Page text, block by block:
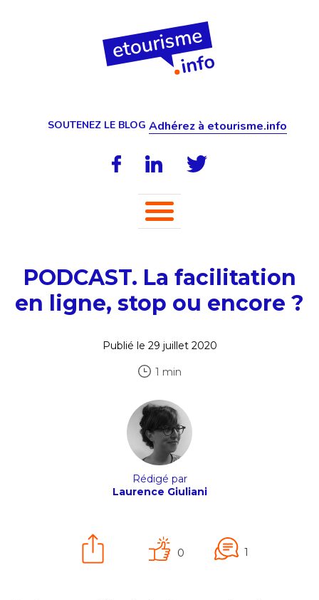
SOUTENEZ LE BLOG Adhérez à etourisme.info
PODCAST. La facilitation
en ligne, stop ou encore ?
Publié le 29 juillet 2020
1 min
Rédigé par
Laurence Giuliani
0 1